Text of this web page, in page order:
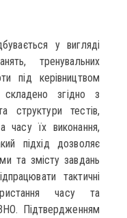
у вигляді
тренувальних
під керівництвом
складено згідно з
тестів,
часу їх виконання,
підхід дозволяє
та змісту завдань
тактичні
часу та
Підтвердженням